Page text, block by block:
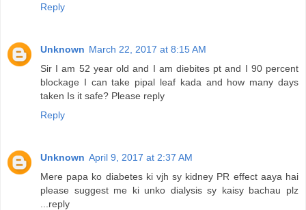
Reply
Unknown March 22, 2017 at 8:15 AM
Sir I am 52 year old and I am diebites pt and I 90 percent
blockage I can take pipal leaf kada and how many days
taken Is it safe? Please reply
Reply
Unknown April 9, 2017 at 2:37 AM
Mere papa ko diabetes ki vjh sy kidney PR effect aaya hai
please suggest me ki unko dialysis sy kaisy bachau plz
...reply